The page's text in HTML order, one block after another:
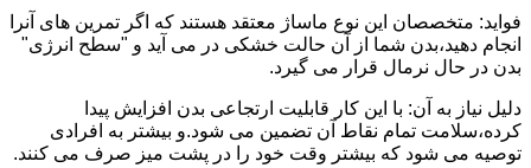
فواید: متخصصان این نوع ماساژ معتقد هستند که اگر تمرین های آنرا
انجام دهید،بدن شما از آن حالت خشکی در می آید و "سطح انرژی"
بدن در حال نرمال قرار می گیرد.
دلیل نیاز به آن: با این کار قابلیت ارتجاعی بدن افزایش پیدا
کرده،سلامت تمام نقاط آن تضمین می شود.و بیشتر به افرادی
توصیه می شود که بیشتر وقت خود را در پشت میز صرف می کنند.